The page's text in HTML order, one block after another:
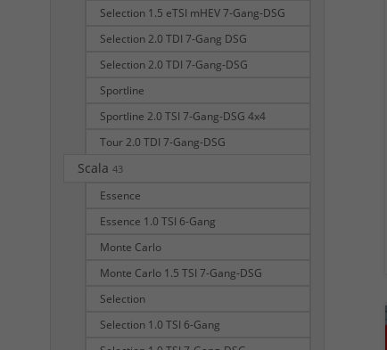
Selection 1.5 eTSI mHEV 7-Gang-DSG
Selection 2.0 TDI 7-Gang DSG
Selection 2.0 TDI 7-Gang-DSG
Sportline
Sportline 2.0 TSI 7-Gang-DSG 4x4
Tour 2.0 TDI 7-Gang-DSG
Scala 43
Essence
Essence 1.0 TSI 6-Gang
Monte Carlo
Monte Carlo 1.5 TSI 7-Gang-DSG
Selection
Selection 1.0 TSI 6-Gang